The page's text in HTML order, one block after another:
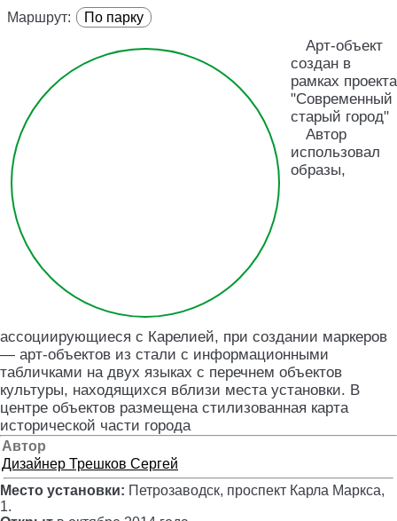
Маршрут: По парку
Арт-объект
создан в
рамках проекта
"Современный
старый город"
Автор
использовал
образы,
ассоциирующиеся с Карелией, при создании маркеров
— арт-объектов из стали с информационными
табличками на двух языках с перечнем объектов
культуры, находящихся вблизи места установки. В
центре объектов размещена стилизованная карта
исторической части города
Автор
Дизайнер Трешков Сергей
Место установки: Петрозаводск, проспект Карла Маркса,
1.